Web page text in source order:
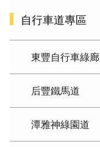
自行車道專區
東豐自行車綠廊
后豐鐵馬道
潭雅神綠園道